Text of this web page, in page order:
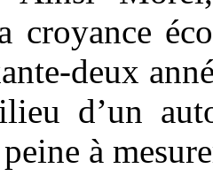
croyance
deux
d’un
à